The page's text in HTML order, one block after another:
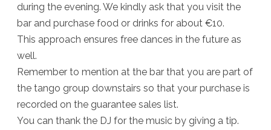
during the evening. We kindly ask that you visit the
bar and purchase food or drinks for about €10.
This approach ensures free dances in the future as
well.
Remember to mention at the bar that you are part of
the tango group downstairs so that your purchase is
recorded on the guarantee sales list.
You can thank the DJ for the music by giving a tip.